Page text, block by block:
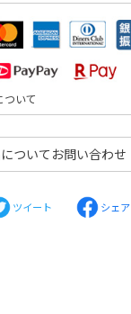
ついて
ついてお問い合わせ
ツイート シェア